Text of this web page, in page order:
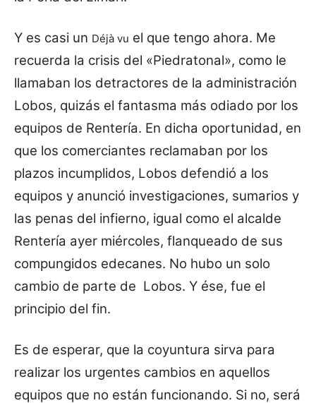
Y es casi un Déjà vu el que tengo ahora. Me
recuerda la crisis del «Piedratonal», como le
llamaban los detractores de la administración
Lobos, quizás el fantasma más odiado por los
equipos de Rentería. En dicha oportunidad, en
que los comerciantes reclamaban por los
plazos incumplidos, Lobos defendió a los
equipos y anunció investigaciones, sumarios y
las penas del infierno, igual como el alcalde
Rentería ayer miércoles, flanqueado de sus
compungidos edecanes. No hubo un solo
cambio de parte de Lobos. Y ése, fue el
principio del fin.
Es de esperar, que la coyuntura sirva para
realizar los urgentes cambios en aquellos
equipos que no están funcionando. Si no, será